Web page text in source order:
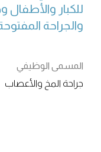
للكبار والأطفال
والجراحة
المسمى الوظيفي
جراحة المخ والأعصاب